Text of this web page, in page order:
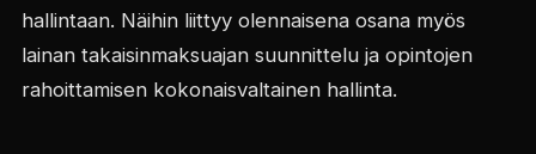
hallintaan. Näihin liittyy olennaisena osana myös
lainan takaisinmaksuajan suunnittelu ja opintojen
rahoittamisen kokonaisvaltainen hallinta.